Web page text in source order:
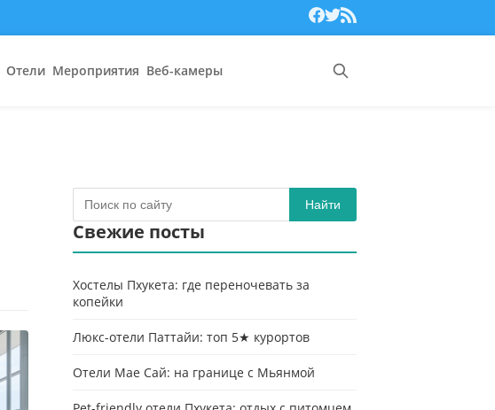
Отели Мероприятия Веб-камеры
Найти
Свежие посты
Хостелы Пхукета: где переночевать за
копейки
Люкс-отели Паттайи: топ 5★ курортов
Отели Мае Сай: на границе с Мьянмой